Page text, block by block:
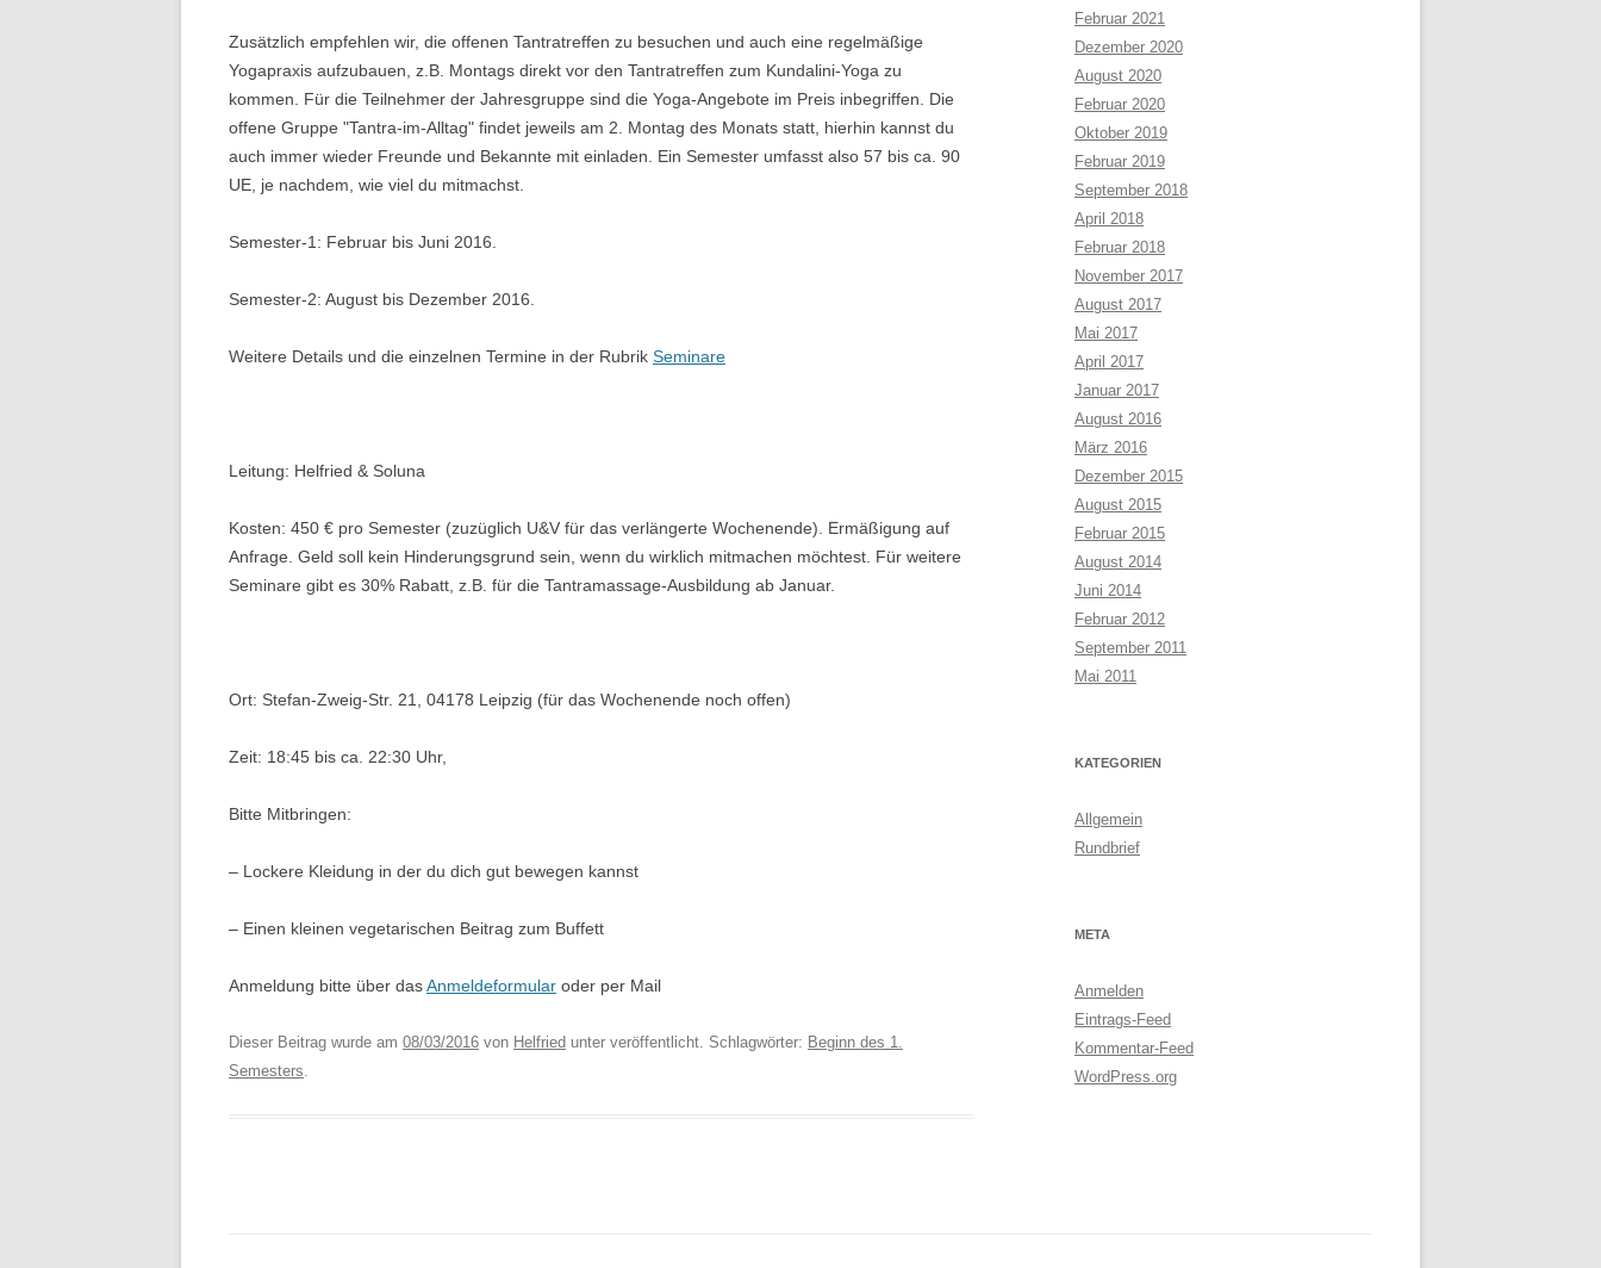
Zusätzlich empfehlen wir, die offenen Tantratreffen zu besuchen und auch eine regelmäßige
Yogapraxis aufzubauen, z.B. Montags direkt vor den Tantratreffen zum Kundalini-Yoga zu
kommen. Für die Teilnehmer der Jahresgruppe sind die Yoga-Angebote im Preis inbegriffen. Die
offene Gruppe "Tantra-im-Alltag" findet jeweils am 2. Montag des Monats statt, hierhin kannst du
auch immer wieder Freunde und Bekannte mit einladen. Ein Semester umfasst also 57 bis ca. 90
UE, je nachdem, wie viel du mitmachst.
Semester-1: Februar bis Juni 2016.
Semester-2: August bis Dezember 2016.
Weitere Details und die einzelnen Termine in der Rubrik Seminare
Leitung: Helfried & Soluna
Kosten: 450 € pro Semester (zuzüglich U&V für das verlängerte Wochenende). Ermäßigung auf
Anfrage. Geld soll kein Hinderungsgrund sein, wenn du wirklich mitmachen möchtest. Für weitere
Seminare gibt es 30% Rabatt, z.B. für die Tantramassage-Ausbildung ab Januar.
Ort: Stefan-Zweig-Str. 21, 04178 Leipzig (für das Wochenende noch offen)
Zeit: 18:45 bis ca. 22:30 Uhr,
Bitte Mitbringen:
– Lockere Kleidung in der du dich gut bewegen kannst
– Einen kleinen vegetarischen Beitrag zum Buffett
Anmeldung bitte über dasAnmeldeformular oder per Mail
Dieser Beitrag wurde am 08/03/2016 von Helfried unter veröffentlicht. Schlagwörter: Beginn des 1.
Semesters.
Februar 2021
Dezember 2020
August 2020
Februar 2020
Oktober 2019
Februar 2019
September 2018
April 2018
Februar 2018
November 2017
August 2017
Mai 2017
April 2017
Januar 2017
August 2016
März 2016
Dezember 2015
August 2015
Februar 2015
August 2014
Juni 2014
Februar 2012
September 2011
Mai 2011
KATEGORIEN
Allgemein
Rundbrief
META
Anmelden
Eintrags-Feed
Kommentar-Feed
WordPress.org